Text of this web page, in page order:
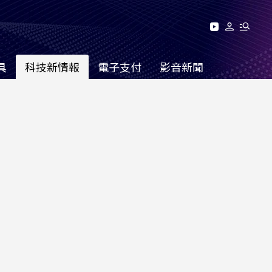
科技新情報 電子支付 影音新聞